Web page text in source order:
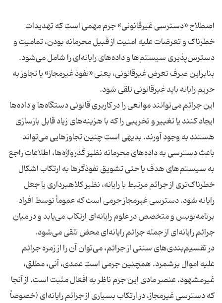
اصطلاح «دسترسی غیرقانونی» جرم مهمی است که تهدیدات
خطرناک و تعرضات علیه امنیت از قبیل محرمانه بودن، تمامیت و
دسترس‌پذیری سیستم‌ها و داده‌های رایانه‌ای را شامل می‌شود.
بنابراین صرف تعرض غیرقانونی، یعنی «نفوذ غیرمجاز» یا تجاوز به
این جرائم می‌توانند موانعی را در کاربری قانونی دستگاه‌ها و داده‌ها
ایجاد کنند یا تغییر و تخریبی را که با هزینه‌های زیاد قابل بازسازی
هستند به وجود آورند. بدیهی است چنین تجاوزهایی می‌تواند
باعث دسترسی به داده‌های محرمانه نظیر گذرواژه‌ها، اطلاعات راجع
به سیستم‌های هدف یا حتی تشویق نفوذگرها به ارتکاب اشکال
خطرناک‌تری از جرائم مرتبط با رایانه، نظیر کلاهبرداری یا جعل
رایانه شود. دسترسی غیرمجاز جرمی است که عموماً توسط افراد
برنامه‌نویس و متخصص در علوم رایانه‌ای ارتکاب می‌یابد و در میان
در تقسیم‌بندی‌های سنتی از جرائم، می‌توان آن را از زمره جرائم
علیه اموال برشمرد. همچنین جرمی است عمدی، آنی، مطلق،
غیرمشهود. عنصر مادی این جرم ناظر به افعال مثبت است. از آنجا
که دسترسی غیرمجاز، در ارتکاب بسیاری از جرائم رایانه‌ای (خصوصاً